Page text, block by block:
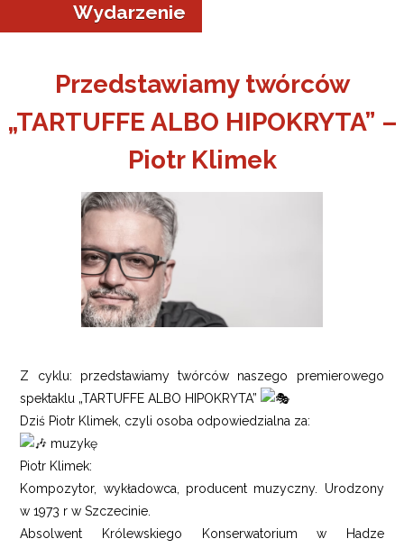
Wydarzenie
Przedstawiamy twórców
„TARTUFFE ALBO HIPOKRYTA” –
Piotr Klimek
Z cyklu: przedstawiamy twórców naszego premierowego
spektaklu „TARTUFFE ALBO HIPOKRYTA”
Dziś Piotr Klimek, czyli osoba odpowiedzialna za:
muzykę
Piotr Klimek:
Kompozytor, wykładowca, producent muzyczny. Urodzony
w 1973 r w Szczecinie.
Absolwent Królewskiego Konserwatorium w Hadze